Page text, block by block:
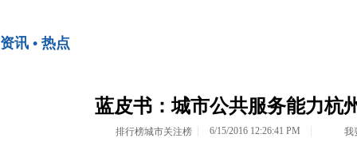
资讯 • 热点
蓝皮书：城市公共服务能力杭
排行榜城市关注榜 6/15/2016 12:26:41 PM 我